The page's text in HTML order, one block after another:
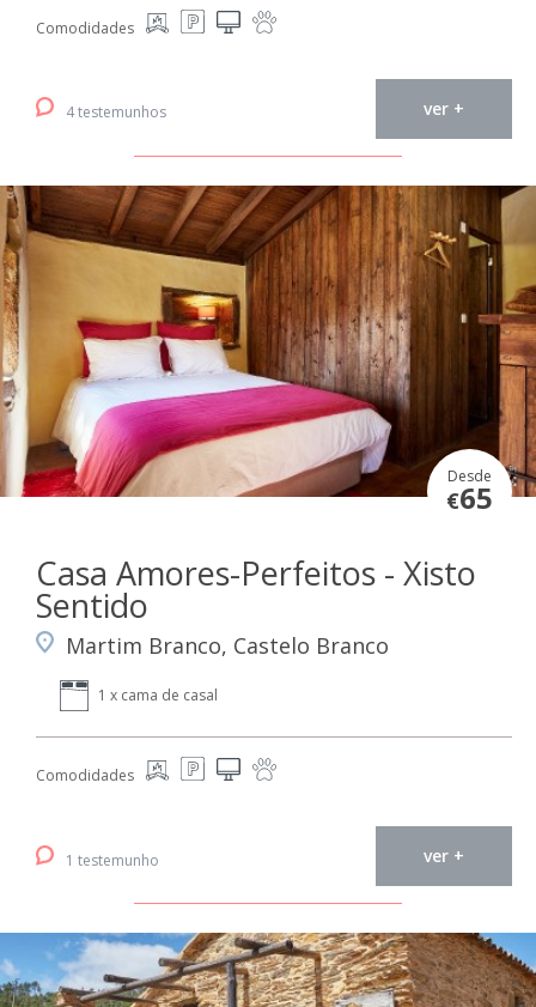
Comodidades
4 testemunhos ver +
Desde
€65
Casa Amores-Perfeitos - Xisto
Sentido
Martim Branco, Castelo Branco
1 x cama de casal
Comodidades
1 testemunho ver +